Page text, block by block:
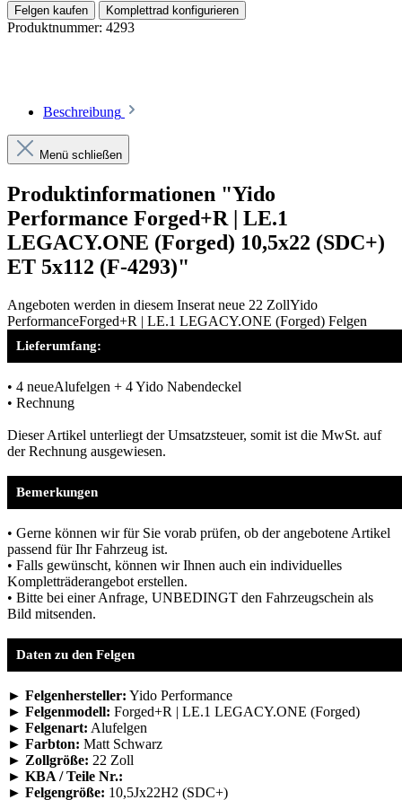
Felgen kaufen Komplettrad konfigurieren
Produktnummer: 4293
Beschreibung
Menü schließen
Produktinformationen "Yido
Performance Forged+R | LE.1
LEGACY.ONE (Forged) 10,5x22 (SDC+)
ET 5x112 (F-4293)"
Angeboten werden in diesem Inserat neue 22 ZollYido
PerformanceForged+R | LE.1 LEGACY.ONE (Forged) Felgen
Lieferumfang:
• 4 neueAlufelgen + 4 Yido Nabendeckel
• Rechnung
Dieser Artikel unterliegt der Umsatzsteuer, somit ist die MwSt. auf
der Rechnung ausgewiesen.
Bemerkungen
• Gerne können wir für Sie vorab prüfen, ob der angebotene Artikel
passend für Ihr Fahrzeug ist.
• Falls gewünscht, können wir Ihnen auch ein individuelles
Kompletträderangebot erstellen.
• Bitte bei einer Anfrage, UNBEDINGT den Fahrzeugschein als
Bild mitsenden.
Daten zu den Felgen
► Felgenhersteller: Yido Performance
► Felgenmodell: Forged+R | LE.1 LEGACY.ONE (Forged)
► Felgenart: Alufelgen
► Farbton: Matt Schwarz
► Zollgröße: 22 Zoll
► KBA / Teile Nr.:
► Felgengröße: 10,5Jx22H2 (SDC+)